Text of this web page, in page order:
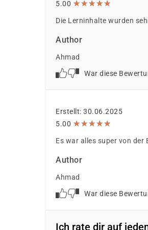
5.00 ★★★★★
★★★★★
Die Lerninhalte wurden
Author
Ahmad
War diese
Erstellt: 30.06.2025
5.00 ★★★★★
★★★★★
Es war alles super von
Author
Ahmad
War diese
Ich rate dir auf